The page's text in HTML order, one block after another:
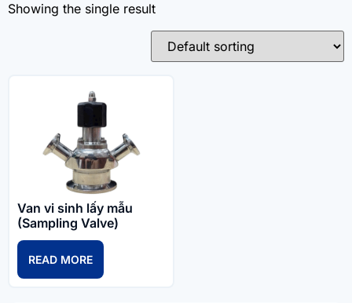
Showing the single result
Van vi sinh lấy mẫu
(Sampling Valve)
READ MORE